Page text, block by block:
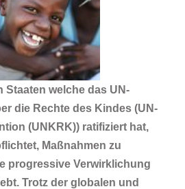
Staaten welche das UN-
die Rechte des Kindes (UN-
(UNKRK)) ratifiziert hat,
Maßnahmen zu
progressive Verwirklichung
Trotz der globalen und